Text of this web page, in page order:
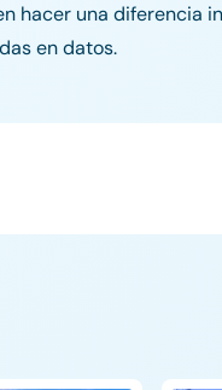
hacer una diferencia
en datos.